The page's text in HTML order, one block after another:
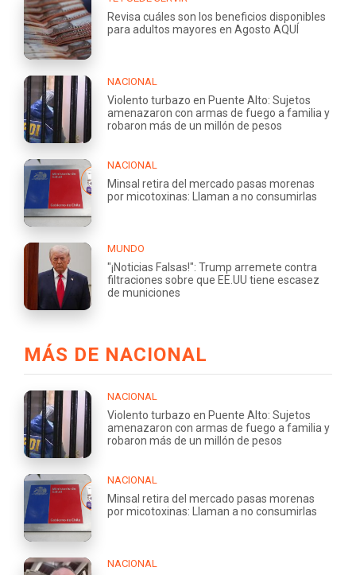
Revisa cuáles son los beneficios disponibles
para adultos mayores en Agosto AQUÍ
NACIONAL
Violento turbazo en Puente Alto: Sujetos
amenazaron con armas de fuego a familia y
robaron más de un millón de pesos
NACIONAL
Minsal retira del mercado pasas morenas
por micotoxinas: Llaman a no consumirlas
MUNDO
"¡Noticias Falsas!": Trump arremete contra
filtraciones sobre que EE.UU tiene escasez
de municiones
MÁS DE NACIONAL
NACIONAL
Violento turbazo en Puente Alto: Sujetos
amenazaron con armas de fuego a familia y
robaron más de un millón de pesos
NACIONAL
Minsal retira del mercado pasas morenas
por micotoxinas: Llaman a no consumirlas
NACIONAL